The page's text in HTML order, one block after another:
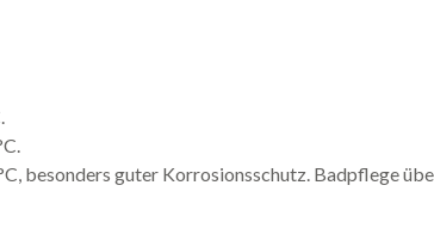
besonders guter Korrosionsschutz. Badpflege